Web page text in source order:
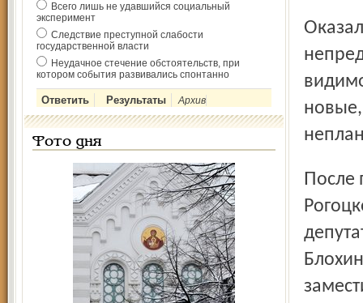
Всего лишь не удавшийся социальный
эксперимент
Следствие преступной слабости
государственной власти
Неудачное стечение обстоятельств, при
котором события развивались спонтанно
Архив
Фото дня
Оказалось, значки с гербом области депутатам
После поздравлений председателя облдумы Виктора